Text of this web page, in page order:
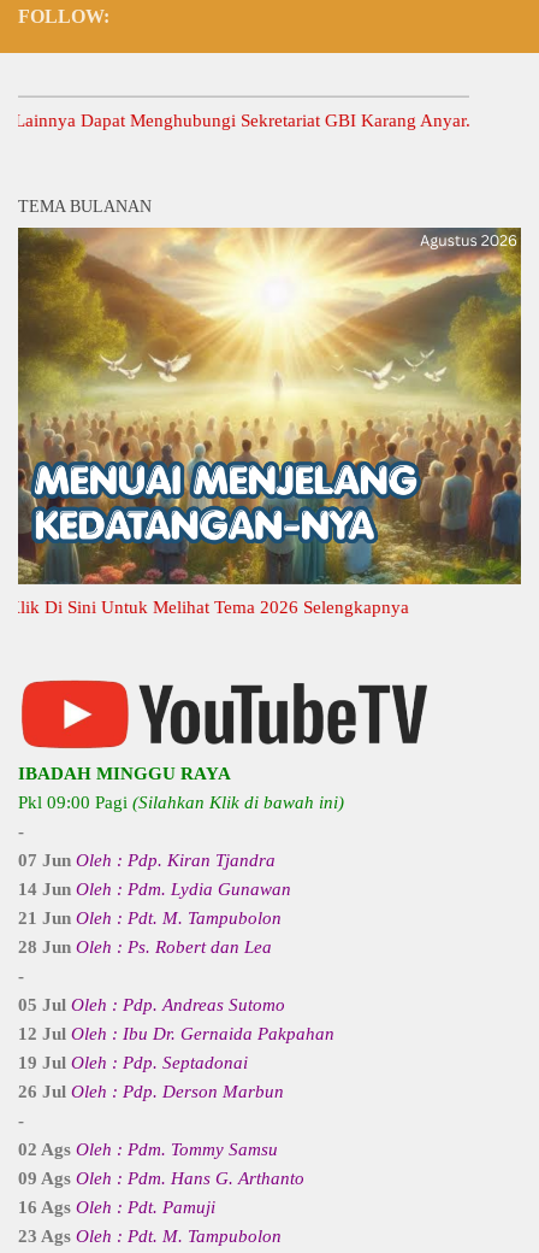
FOLLOW:
Dapat Menghubungi Sekretariat GBI Karang Anyar.
TEMA BULANAN
Sini Untuk Melihat Tema 2026 Selengkapnya
IBADAH MINGGU RAYA
Pkl 09:00 Pagi (Silahkan Klik di bawah ini)
-
07 Jun Oleh : Pdp. Kiran Tjandra
14 Jun Oleh : Pdm. Lydia Gunawan
21 Jun Oleh : Pdt. M. Tampubolon
28 Jun Oleh : Ps. Robert dan Lea
-
05 Jul Oleh : Pdp. Andreas Sutomo
12 Jul Oleh : Ibu Dr. Gernaida Pakpahan
19 Jul Oleh : Pdp. Septadonai
26 Jul Oleh : Pdp. Derson Marbun
-
02 Ags Oleh : Pdm. Tommy Samsu
09 Ags Oleh : Pdm. Hans G. Arthanto
16 Ags Oleh : Pdt. Pamuji
23 Ags Oleh : Pdt. M. Tampubolon